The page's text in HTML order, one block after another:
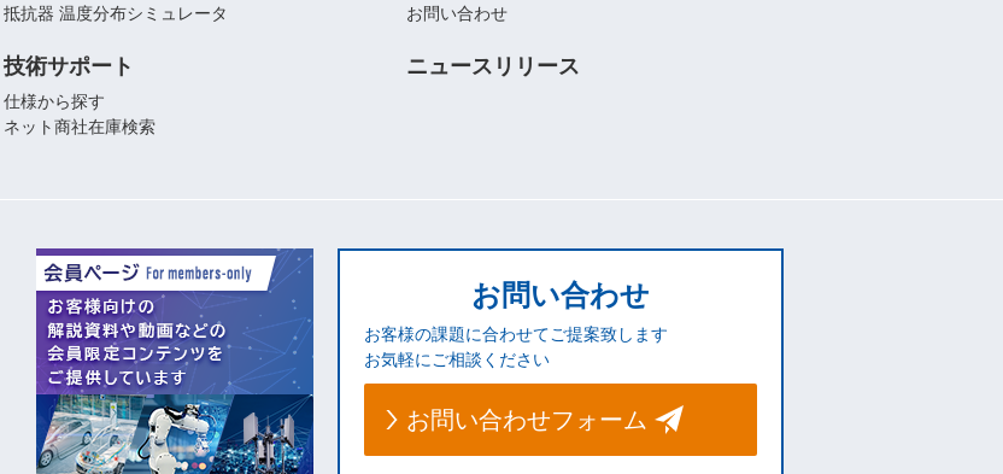
抵抗器 温度分布シミュレータ
技術サポート
仕様から探す
ネット商社在庫検索
お問い合わせ
ニュースリリース
お問い合わせ
お客様の課題に合わせてご提案致します
お気軽にご相談ください
お問い合わせフォーム